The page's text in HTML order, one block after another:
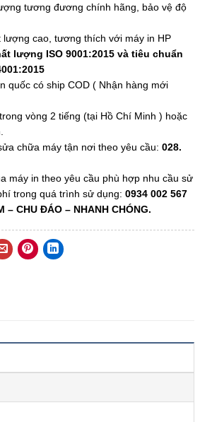
tương đương chính hãng, bảo vệ độ
lượng cao, tương thích với máy in HP
lượng ISO 9001:2015 và tiêu chuẩn
quốc có ship COD ( Nhận hàng mới
vòng 2 tiếng (tại Hồ Chí Minh ) hoặc
chữa máy tận nơi theo yêu cầu: 028.
máy in theo yêu cầu phù hợp nhu cầu sử
trong quá trình sử dụng: 0934 002 567
– CHU ĐÁO – NHANH CHÓNG.